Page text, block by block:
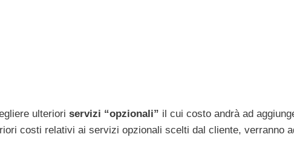
ulteriori servizi “opzionali” il cui costo andrà ad
costi relativi ai servizi opzionali scelti dal cliente, verranno